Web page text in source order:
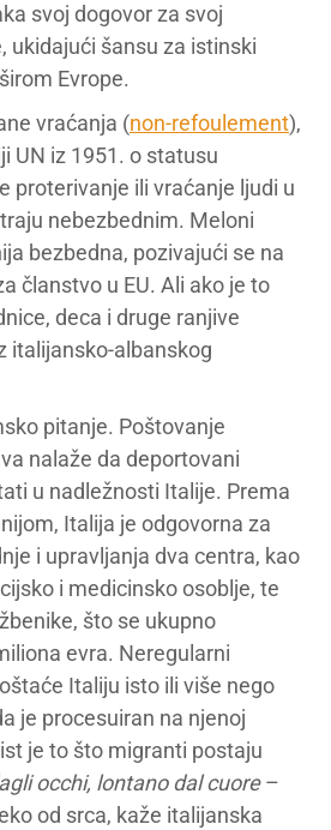
svoj dogovor za svoj
ukidajući šansu za istinski
Evrope.
vraćanja (non-refoulement),
UN iz 1951. o statusu
proterivanje ili vraćanje ljudi u
nebezbednim. Meloni
bezbedna, pozivajući se na
članstvo u EU. Ali ako je to
deca i druge ranjive
italijansko-albanskog
pitanje. Poštovanje
nalaže da deportovani
u nadležnosti Italije. Prema
Italija je odgovorna za
i upravljanja dva centra, kao
i medicinsko osoblje, te
što se ukupno
evra. Neregularni
Italiju isto ili više nego
je procesuiran na njenoj
je to što migranti postaju
occhi, lontano dal cuore–
od srca, kaže italijanska